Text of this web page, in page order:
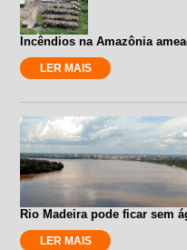
Incêndios na Amazônia
LER MAIS
Rio Madeira pode ficar sem
LER MAIS